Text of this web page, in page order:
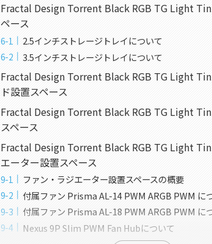
Fractal Design Torrent Black RGB TG Light
ペース
2.5インチストレージトレイについて
3.5インチストレージトレイについて
Fractal Design Torrent Black RGB TG Light
ド設置スペース
Fractal Design Torrent Black RGB TG Light
スペース
Fractal Design Torrent Black RGB TG Light
エーター設置スペース
ファン・ラジエーター設置スペースの概要
付属ファン Prisma AL-14 PWM ARGB PWM に
付属ファン Prisma AL-18 PWM ARGB PWM に
Nexus 9P Slim PWM Fan Hubについて